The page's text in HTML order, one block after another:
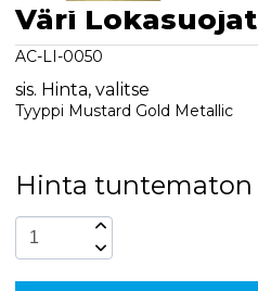
Väri Lokasuojat
AC-LI-0050
sis. Hinta, valitse
Tyyppi Mustard Gold Metallic
Hinta tuntematon